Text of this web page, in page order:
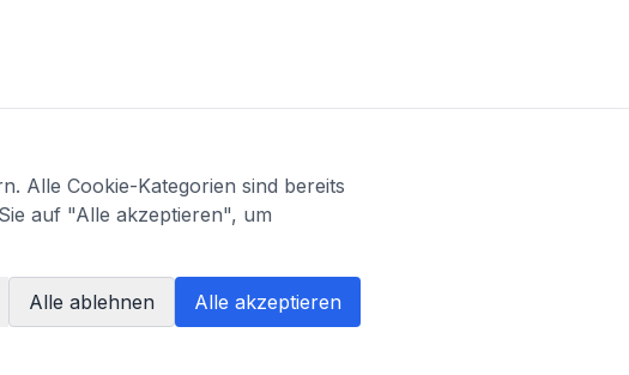
Alle Cookie-Kategorien sind bereits
auf "Alle akzeptieren", um
Alle ablehnen Alle akzeptieren